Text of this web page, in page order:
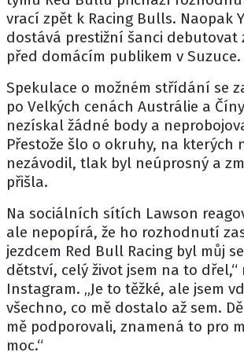
vrací zpět k Racing Bulls. Naopak
dostává prestižní šanci debutovat
před domácím publikem v Suzuce.
Spekulace o možném střídání se
po Velkých cenách Austrálie a
nezískal žádné body a
Přestože šlo o okruhy, na kterých
nezávodil, tlak byl neúprosný a
přišla.
Na sociálních sítích Lawson
ale nepopírá, že ho rozhodnutí
jezdcem Red Bull Racing byl můj
dětství, celý život jsem na to
Instagram. „Je to těžké, ale jsem
všechno, co mě dostalo až sem.
mě podporovali, znamená to pro
moc.“